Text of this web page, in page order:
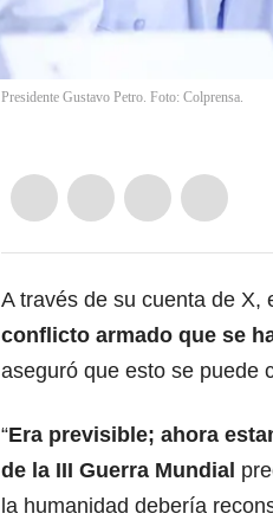
Presidente Gustavo Petro. Foto: Colprensa.
A través de su cuenta de X,
conflicto armado que se
aseguró que esto se puede
“Era previsible; ahora
de la III Guerra Mundial
la humanidad debería